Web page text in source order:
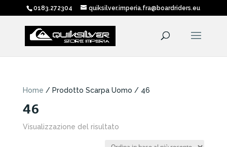
0183.272304 quiksilver.imperia.fra@boardriders.eu
Home / Prodotto Scarpa Uomo / 46
46
Visualizzazione del risultato